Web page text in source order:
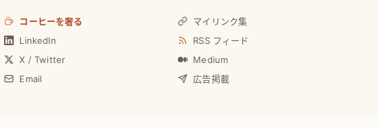
コーヒーを奢る
LinkedIn
X / Twitter
Email
マイリンク集
RSS フィード
Medium
広告掲載